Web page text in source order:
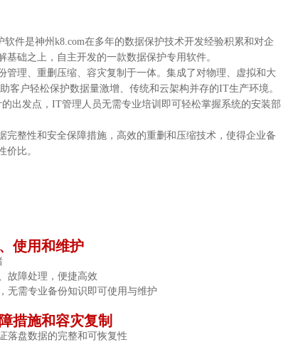
软件是神州k8.com在多年的数据保护技术开发经验积累和对企
基础之上，自主开发的一款数据保护专用软件。
管理、重删压缩、容灾复制于一体。集成了对物理、虚拟和大
客户轻松保护数据量激增、传统和云架构并存的IT生产环境。
出发点，IT管理人员无需专业培训即可轻松掌握系统的安装部
完整性和安全保障措施，高效的重删和压缩技术，使得企业备
价比。
使用和维护
故障处理，便捷高效
无需专业备份知识即可使用与维护
措施和容灾复制
落盘数据的完整和可恢复性